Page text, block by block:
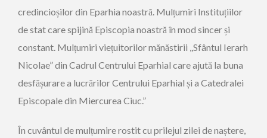
credincioșilor din Eparhia noastră. Mulțumiri Instituțiilor
de stat care spijină Episcopia noastră în mod sincer și
constant. Mulțumiri viețuitorilor mănăstirii ,,Sfântul Ierarh
Nicolae” din Cadrul Centrului Eparhial care ajută la buna
desfășurare a lucrărilor Centrului Eparhial și a Catedralei
Episcopale din Miercurea Ciuc.”
În cuvântul de mulțumire rostit cu prilejul zilei de naștere,